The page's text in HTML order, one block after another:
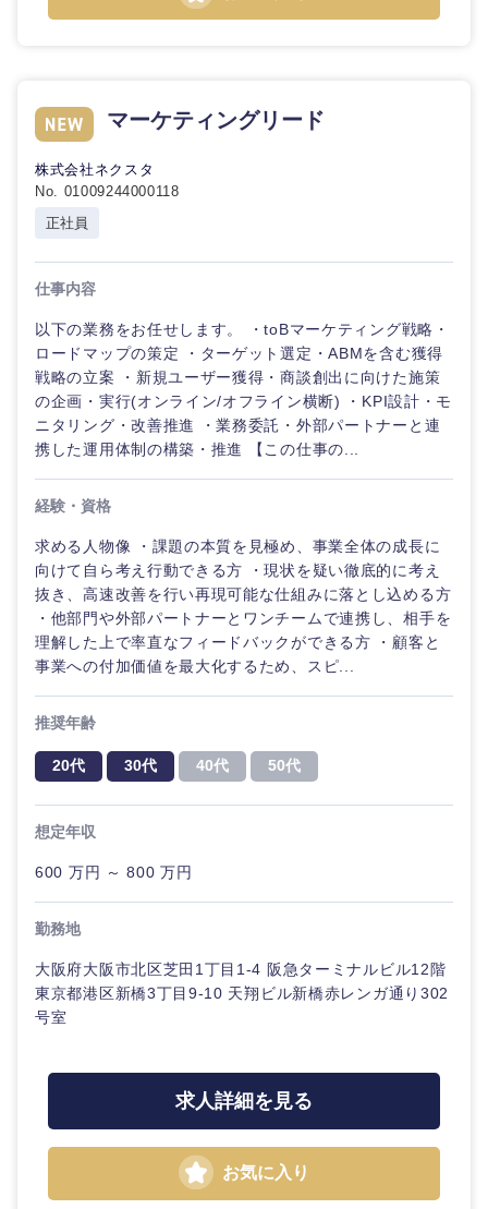
ティブ
（IT）、
ビス・制
作、ゲー
技術職
（モノづ
くり）
金融専門
職
ル
不動産専
門職
工管理
事務職
メディカル
不動産専門職
その他
WEBサービス
マスメディア
エンターテイメント
法律・特許事務所・監査法人
人材・アウトソーシング
サービス
その他
関東地方
茨城県 栃木県
群馬県
完全週休2日制 社宅・家賃補助有
マーケティングリード
株式会社ネクスタ
No. 01009244000118
正社員
仕事内容
以下の業務をお任せします。 ・toBマーケティング戦略・
ロードマップの策定 ・ターゲット選定・ABMを含む獲得
戦略の立案 ・新規ユーザー獲得・商談創出に向けた施策
の企画・実行(オンライン/オフライン横断) ・KPI設計・モ
ニタリング・改善推進 ・業務委託・外部パートナーと連
携した運用体制の構築・推進 【この仕事の...
経験・資格
求める人物像 ・課題の本質を見極め、事業全体の成長に
向けて自ら考え行動できる方 ・現状を疑い徹底的に考え
抜き、高速改善を行い再現可能な仕組みに落とし込める方
・他部門や外部パートナーとワンチームで連携し、相手を
理解した上で率直なフィードバックができる方 ・顧客と
事業への付加価値を最大化するため、スピ...
推奨年齢
20代 30代 40代 50代
想定年収
600 万円 ～ 800 万円
勤務地
大阪府大阪市北区芝田1丁目1-4 阪急ターミナルビル12階
東京都港区新橋3丁目9-10 天翔ビル新橋赤レンガ通り302
号室
求人詳細を見る
お気に入り